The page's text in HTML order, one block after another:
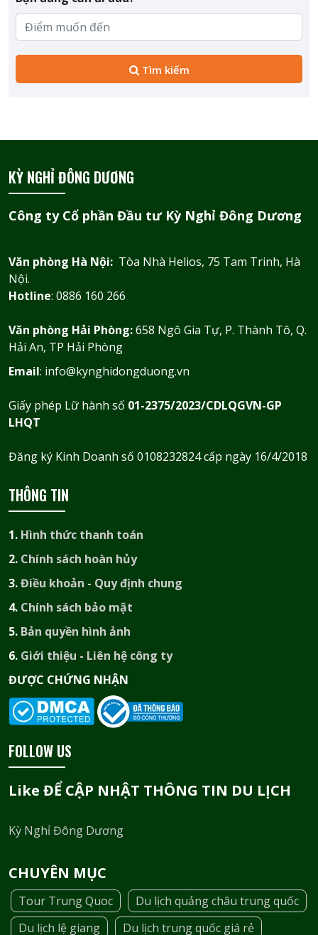
Tìm kiếm
KỲ NGHỈ ĐÔNG DƯƠNG
Công ty Cổ phần Đầu tư Kỳ Nghỉ Đông Dương
Văn phòng Hà Nội: Tòa Nhà Helios, 75 Tam Trinh, Hà
Nội.
Hotline: 0886 160 266
Văn phòng Hải Phòng:658 Ngô Gia Tự, P. Thành Tô, Q.
Hải An, TP Hải Phòng
Email: info@kynghidongduong.vn
Giấy phép Lữ hành số 01-2375/2023/CDLQGVN-GP
LHQT
Đăng ký Kinh Doanh số 0108232824 cấp ngày 16/4/2018
THÔNG TIN
1. Hình thức thanh toán
2. Chính sách hoàn hủy
3.Điều khoản - Quy định chung
4. Chính sách bảo mật
5. Bản quyền hình ảnh
6. Giới thiệu - Liên hệ công ty
ĐƯỢC CHỨNG NHẬN​
FOLLOW US
Like ĐỂ CẬP NHẬT THÔNG TIN DU LỊCH
Kỳ Nghỉ Đông Dương
CHUYÊN MỤC
Tour Trung Quoc
Du lịch quảng châu trung quốc
Du lịch lệ giang
Du lịch trung quốc giá rẻ